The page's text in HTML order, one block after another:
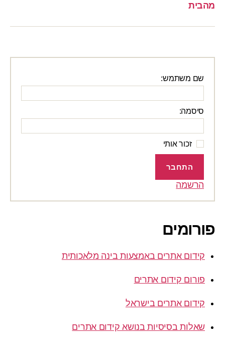
מהבית
שם משתמש:
סיסמה:
זכור אותי
התחבר
הרשמה
פורומים
קידום אתרים באמצעות בינה מלאכותית
פורום קידום אתרים
קידום אתרים בישראל
שאלות בסיסיות בנושא קידום אתרים